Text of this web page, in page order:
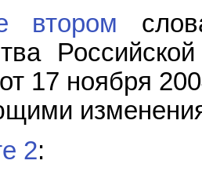
втором
17 ноября
2: